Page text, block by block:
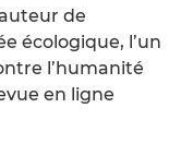
de
écologique, l’un
l’humanité
en ligne